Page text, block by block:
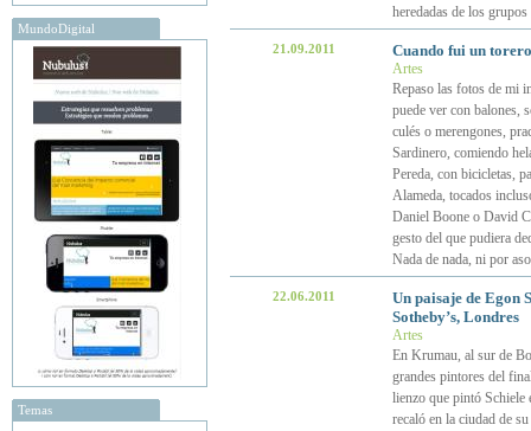
MundoDigital
Temas
heredadas de los
21.09.2011 Cuando fui un
Artes
Repaso las fotos de mi
puede ver con balones,
culés o merengones,
Sardinero, comiendo
Pereda, con bicicletas,
Alameda, tocados
Daniel Boone o David
gesto del que pudiera
Nada de nada, ni por
22.06.2011
Un paisaje de Egon
Sotheby’s, Londres
Artes
En Krumau, al sur de
grandes pintores del
lienzo que pintó Schiele
recaló en la ciudad de